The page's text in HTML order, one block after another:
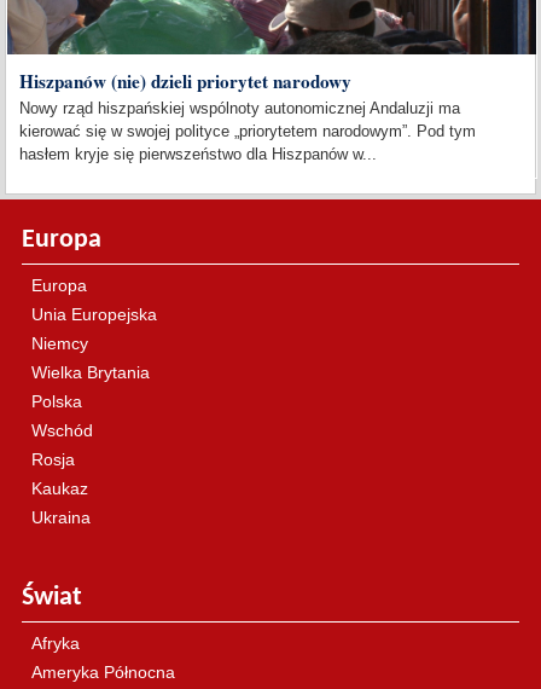
Hiszpanów (nie) dzieli priorytet narodowy
Nowy rząd hiszpańskiej wspólnoty autonomicznej Andaluzji ma
kierować się w swojej polityce „priorytetem narodowym”. Pod tym
hasłem kryje się pierwszeństwo dla Hiszpanów w...
Europa
Europa
Unia Europejska
Niemcy
Wielka Brytania
Polska
Wschód
Rosja
Kaukaz
Ukraina
Świat
Afryka
Ameryka Północna